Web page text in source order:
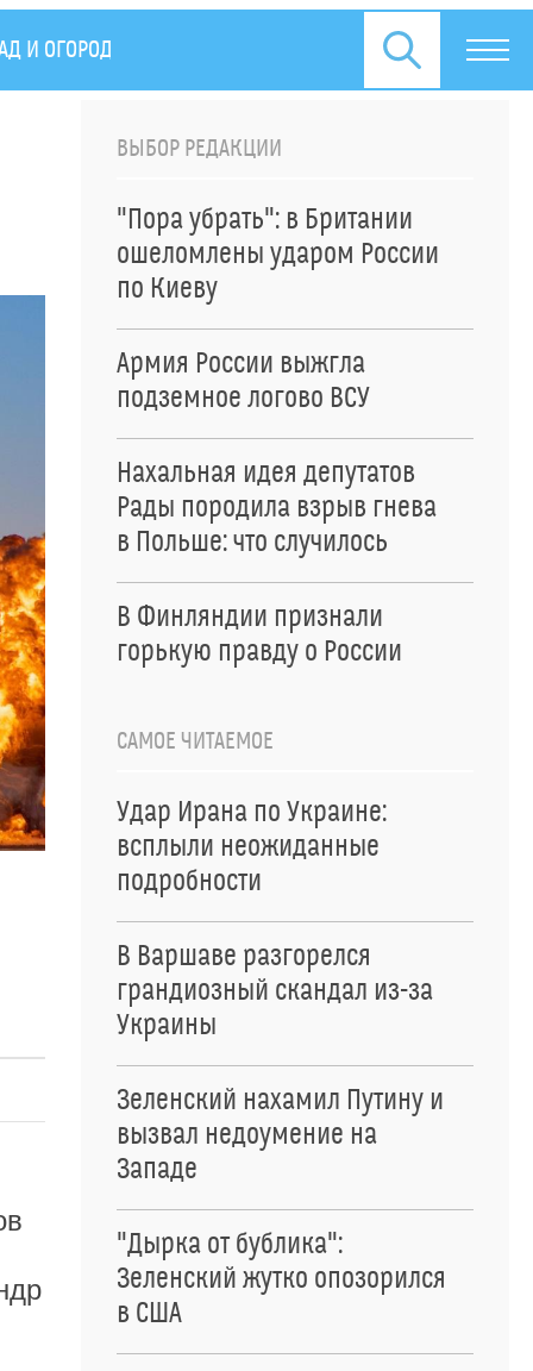
И ОГОРОД СПЕЦОПЕРАЦИЯ НА УКРАИНЕ
ВЫБОР РЕДАКЦИИ
"Пора убрать": в Британии
ошеломлены ударом России
по Киеву
Армия России выжгла
подземное логово ВСУ
Нахальная идея депутатов
Рады породила взрыв гнева
в Польше: что случилось
В Финляндии признали
горькую правду о России
САМОЕ ЧИТАЕМОЕ
Удар Ирана по Украине:
всплыли неожиданные
подробности
В Варшаве разгорелся
грандиозный скандал из-за
Украины
Зеленский нахамил Путину и
вызвал недоумение на
Западе
"Дырка от бублика":
Зеленский жутко опозорился
в США